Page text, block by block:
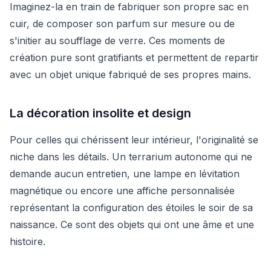
Imaginez-la en train de fabriquer son propre sac en
cuir, de composer son parfum sur mesure ou de
s'initier au soufflage de verre. Ces moments de
création pure sont gratifiants et permettent de repartir
avec un objet unique fabriqué de ses propres mains.
La décoration insolite et design
Pour celles qui chérissent leur intérieur, l'originalité se
niche dans les détails. Un terrarium autonome qui ne
demande aucun entretien, une lampe en lévitation
magnétique ou encore une affiche personnalisée
représentant la configuration des étoiles le soir de sa
naissance. Ce sont des objets qui ont une âme et une
histoire.